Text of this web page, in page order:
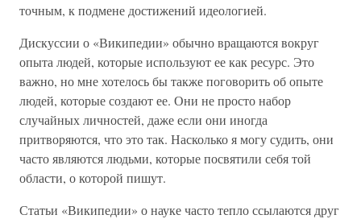
точным, к подмене достижений идеологией.
Дискуссии о «Википедии» обычно вращаются вокруг
опыта людей, которые используют ее как ресурс. Это
важно, но мне хотелось бы также поговорить об опыте
людей, которые создают ее. Они не просто набор
случайных личностей, даже если они иногда
притворяются, что это так. Насколько я могу судить, они
часто являются людьми, которые посвятили себя той
области, о которой пишут.
Статьи «Википедии» о науке часто тепло ссылаются друг